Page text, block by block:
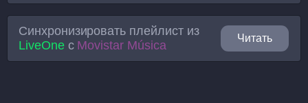
Синхронизировать плейлист из
LiveOneс Movistar Música
Читать